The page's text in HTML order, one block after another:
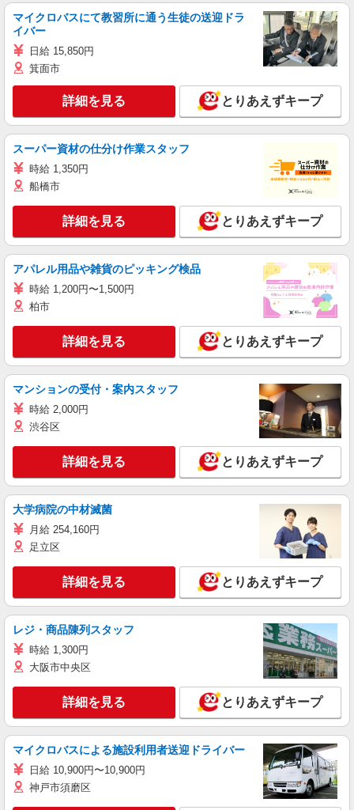
マイクロバスにて教習所に通う生徒の送迎ドラ
イバー
日給 15,850円
箕面市
詳細を見る とりあえずキープ
スーパー資材の仕分け作業スタッフ
時給 1,350円
船橋市
詳細を見る とりあえずキープ
アパレル用品や雑貨のピッキング検品
時給 1,200円〜1,500円
柏市
詳細を見る とりあえずキープ
マンションの受付・案内スタッフ
時給 2,000円
渋谷区
詳細を見る とりあえずキープ
大学病院の中材滅菌
月給 254,160円
足立区
詳細を見る とりあえずキープ
レジ・商品陳列スタッフ
時給 1,300円
大阪市中央区
詳細を見る とりあえずキープ
マイクロバスによる施設利用者送迎ドライバー
日給 10,900円〜10,900円
神戸市須磨区